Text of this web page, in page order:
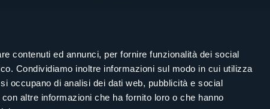
contenuti ed annunci, per fornire funzionalità dei social
Condividiamo inoltre informazioni sul modo in cui utilizza
occupano di analisi dei dati web, pubblicità e social
altre informazioni che ha fornito loro o che hanno
Seguici sui nostri canali social